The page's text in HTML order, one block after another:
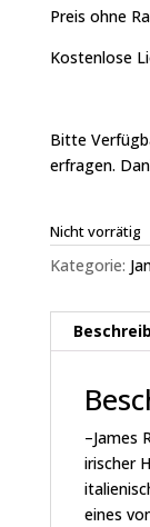
Preis ohne
Kostenlose
Bitte
erfragen.
Nicht vorrätig
Kategorie:
–James
irischer
eines